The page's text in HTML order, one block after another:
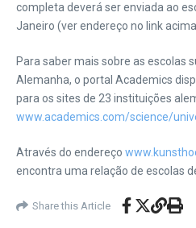
completa deverá ser enviada ao
Janeiro (ver endereço no link
Para saber mais sobre as escolas
Alemanha, o portal Academics
para os sites de 23 instituições
www.academics.com/science/
Através do endereço
encontra uma relação de escolas
Share this Article